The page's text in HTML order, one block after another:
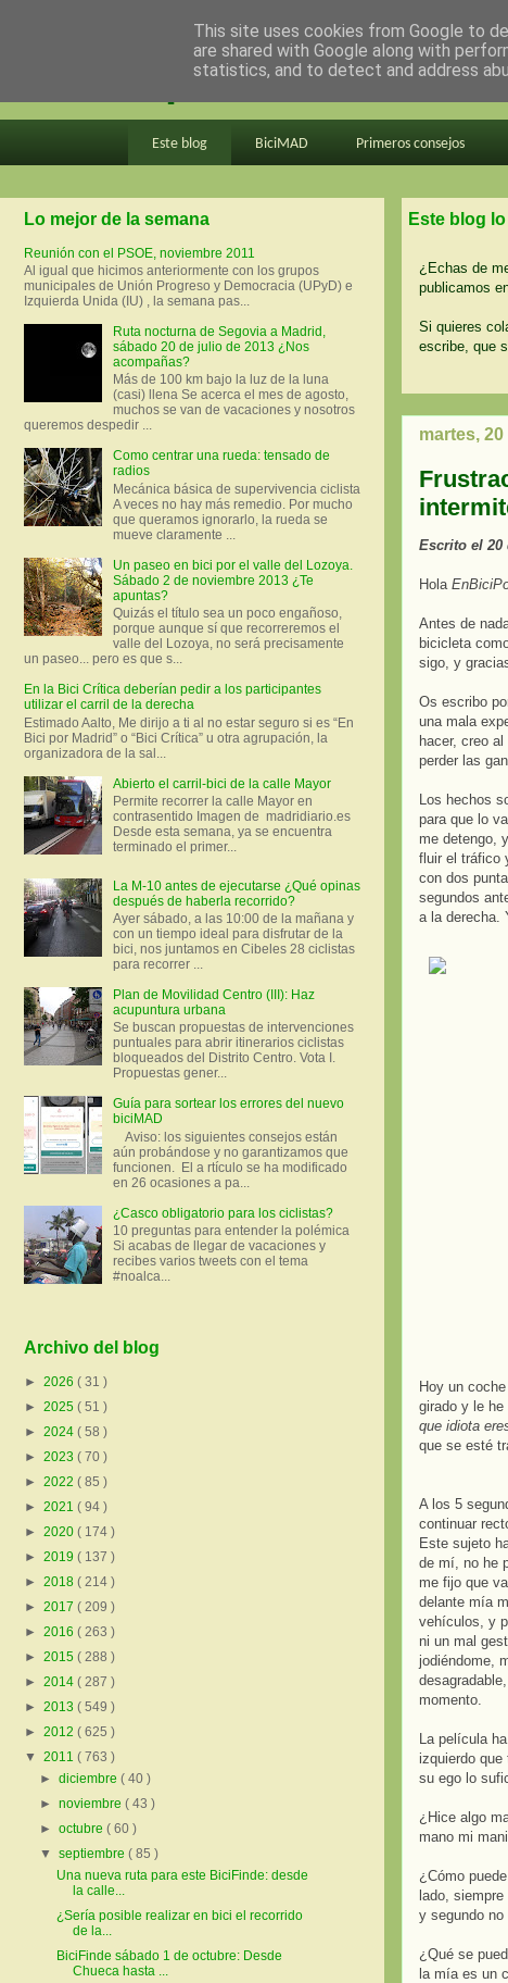
en bici por madrid
Este blog BiciMAD Primeros consejos
Este blog
¿Echas de
publicamos
Si quieres
escribe, que
martes,
Escrito el 20
Hola
Antes de
bicicleta
sigo, y
Os escribo
una mala
hacer, creo
perder las
Los hechos
para que lo
me detengo,
fluir el tráfico
con dos
segundos
a la derecha.
Hoy un
girado y le
que idiota
que se esté
A los 5
continuar
Este sujeto
de mí, no he
me fijo que
delante mía
vehículos, y
ni un mal
jodiéndome,
momento.
La película
izquierdo
su ego lo
¿Hice algo
mano mi
¿Cómo
lado,
y segundo no
¿Qué se
la mía es un
Lo mejor de la semana
Reunión con el PSOE, noviembre 2011
Al igual que hicimos anteriormente con los grupos
municipales de Unión Progreso y Democracia (UPyD) e
Izquierda Unida (IU) , la semana pas...
Ruta nocturna de Segovia a Madrid,
sábado 20 de julio de 2013 ¿Nos
acompañas?
Más de 100 km bajo la luz de la luna
(casi) llena Se acerca el mes de agosto,
muchos se van de vacaciones y nosotros
queremos despedir ...
Como centrar una rueda: tensado de
radios
Mecánica básica de supervivencia ciclista
A veces no hay más remedio. Por mucho
que queramos ignorarlo, la rueda se
mueve claramente ...
Un paseo en bici por el valle del Lozoya.
Sábado 2 de noviembre 2013 ¿Te
apuntas?
Quizás el título sea un poco engañoso,
porque aunque sí que recorreremos el
valle del Lozoya, no será precisamente
un paseo... pero es que s...
En la Bici Crítica deberían pedir a los participantes
utilizar el carril de la derecha
Estimado Aalto, Me dirijo a ti al no estar seguro si es “En
Bici por Madrid” o “Bici Crítica” u otra agrupación, la
organizadora de la sal...
Abierto el carril-bici de la calle Mayor
Permite recorrer la calle Mayor en
contrasentido Imagen de madridiario.es
Desde esta semana, ya se encuentra
terminado el primer...
La M-10 antes de ejecutarse ¿Qué opinas
después de haberla recorrido?
Ayer sábado, a las 10:00 de la mañana y
con un tiempo ideal para disfrutar de la
bici, nos juntamos en Cibeles 28 ciclistas
para recorrer ...
Plan de Movilidad Centro (III): Haz
acupuntura urbana
Se buscan propuestas de intervenciones
puntuales para abrir itinerarios ciclistas
bloqueados del Distrito Centro. Vota I.
Propuestas gener...
Guía para sortear los errores del nuevo
biciMAD
Aviso: los siguientes consejos están
aún probándose y no garantizamos que
funcionen. El a rtículo se ha modificado
en 26 ocasiones a pa...
¿Casco obligatorio para los ciclistas?
10 preguntas para entender la polémica
Si acabas de llegar de vacaciones y
recibes varios tweets con el tema
#noalca...
Archivo del blog
► 2026 ( 31 )
► 2025 ( 51 )
► 2024 ( 58 )
► 2023 ( 70 )
► 2022 ( 85 )
► 2021 ( 94 )
► 2020 ( 174 )
► 2019 ( 137 )
► 2018 ( 214 )
► 2017 ( 209 )
► 2016 ( 263 )
► 2015 ( 288 )
► 2014 ( 287 )
► 2013 ( 549 )
► 2012 ( 625 )
▼ 2011 ( 763 )
►diciembre( 40 )
►noviembre( 43 )
►octubre( 60 )
▼septiembre( 85 )
Una nueva ruta para este BiciFinde: desde
la calle...
¿Sería posible realizar en bici el recorrido
de la...
BiciFinde sábado 1 de octubre: Desde
Chueca hasta ...
This site uses cookies from Google to
are shared with Google along with
statistics, and to detect and address